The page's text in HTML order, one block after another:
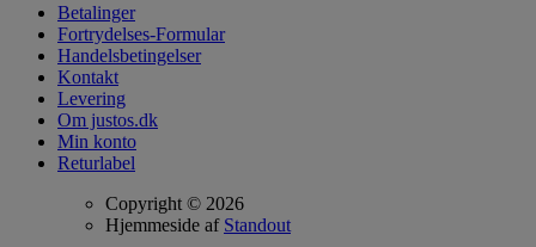
Betalinger
Fortrydelses-Formular
Handelsbetingelser
Kontakt
Levering
Om justos.dk
Min konto
Returlabel
Copyright © 2026
Hjemmeside af Standout